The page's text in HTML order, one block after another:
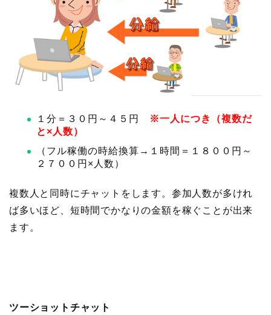
１分＝３０円～４５円
※一人につき（複数だ
と×人数）
（フル稼働の時給換算→１時間＝１８００円～
２７００円×人数）
複数人と同時にチャットをします。参加人数が多けれ
ば多いほど、短時間でかなりの金額を稼ぐことが出来
ます。
ツーショットチャット